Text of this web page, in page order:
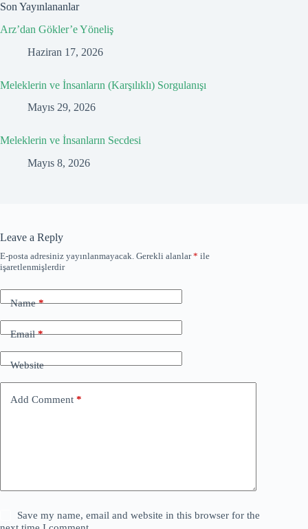
Son Yayınlananlar
Arz’dan Gökler’e Yöneliş
Haziran 17, 2026
Meleklerin ve İnsanların (Karşılıklı) Sorgulanışı
Mayıs 29, 2026
Meleklerin ve İnsanların Secdesi
Mayıs 8, 2026
Leave a Reply
E-posta adresiniz yayınlanmayacak. Gerekli alanlar* ile
işaretlenmişlerdir
Name*
Email*
Website
Add Comment *
Save my name, email and website in this browser for the